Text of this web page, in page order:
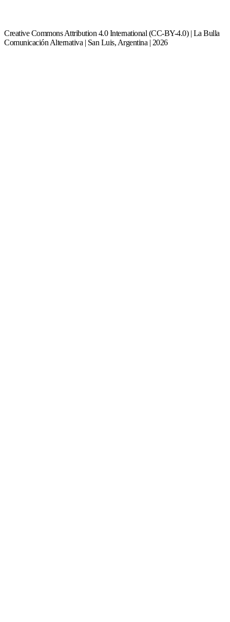
Creative Commons Attribution 4.0 International (CC-BY-4.0) | La Bulla
Comunicación Alternativa | San Luis, Argentina | 2026